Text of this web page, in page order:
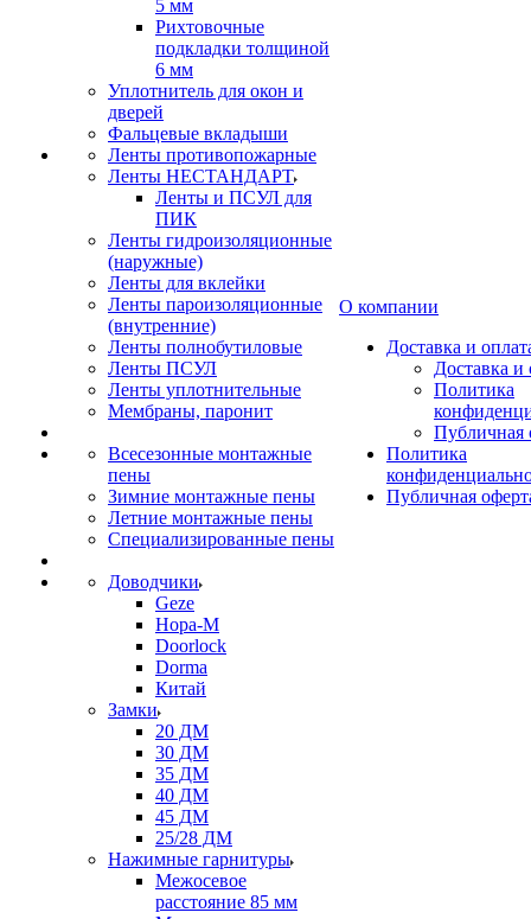
5 мм
Рихтовочные
подкладки толщиной
6 мм
Уплотнитель для окон и
дверей
Фальцевые вкладыши
Ленты противопожарные
Ленты НЕСТАНДАРТ
Ленты и ПСУЛ для
ПИК
Ленты гидроизоляционные
(наружные)
Ленты для вклейки
Ленты пароизоляционные
(внутренние)
Ленты полнобутиловые
Ленты ПСУЛ
Ленты уплотнительные
Мембраны, паронит
Всесезонные монтажные
пены
Зимние монтажные пены
Летние монтажные пены
Специализированные пены
Доводчики
Geze
Нора-М
Doorlock
Dorma
Китай
Замки
20 ДМ
30 ДМ
35 ДМ
40 ДМ
45 ДМ
25/28 ДМ
Нажимные гарнитуры
Межосевое
расстояние 85 мм
О компании
Доставка и
Доставка и
Политика
Публичная
Политика
Публичная